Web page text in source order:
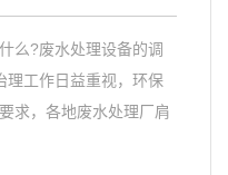
么?废水处理设备的调
理工作日益重视，环保
求，各地废水处理厂肩